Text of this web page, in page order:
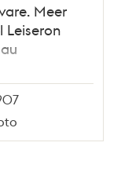
Meer
Leiseron